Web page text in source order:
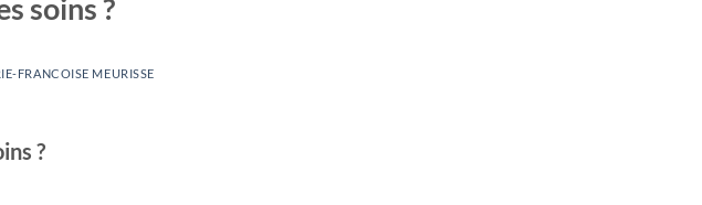
soins ?
FRANCOISE MEURISSE
?